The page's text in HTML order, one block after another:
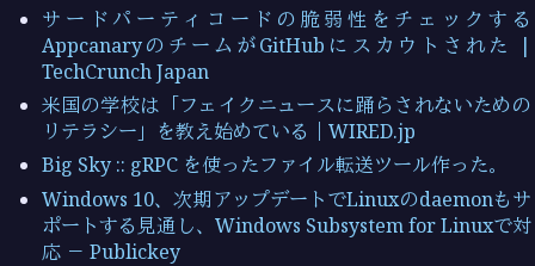
サードパーティコードの脆弱性をチェックする
AppcanaryのチームがGitHubにスカウトされた |
TechCrunch Japan
米国の学校は「フェイクニュースに踊らされないための
リテラシー」を教え始めている｜WIRED.jp
Big Sky :: gRPC を使ったファイル転送ツール作った。
Windows 10、次期アップデートでLinuxのdaemonもサ
ポートする見通し、Windows Subsystem for Linuxで対
応 － Publickey